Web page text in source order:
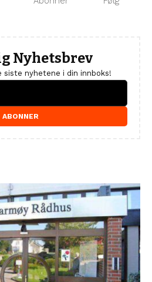
Nyhetsbrev
siste nyhetene i din innboks!
ABONNER